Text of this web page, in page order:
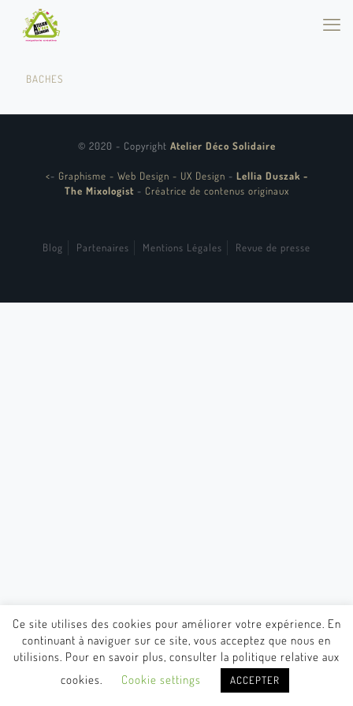
BACHES
© 2020 - Copyright Atelier Déco Solidaire
<- Graphisme - Web Design - UX Design - Lellia Duszak -
The Mixologist - Créatrice de contenus originaux
Blog Partenaires Mentions Légales Revue de presse
Ce site utilises des cookies pour améliorer votre expérience. En
continuant à naviguer sur ce site, vous acceptez que nous en
utilisions. Pour en savoir plus, consulter la politique relative aux
cookies.
Cookie settings ACCEPTER